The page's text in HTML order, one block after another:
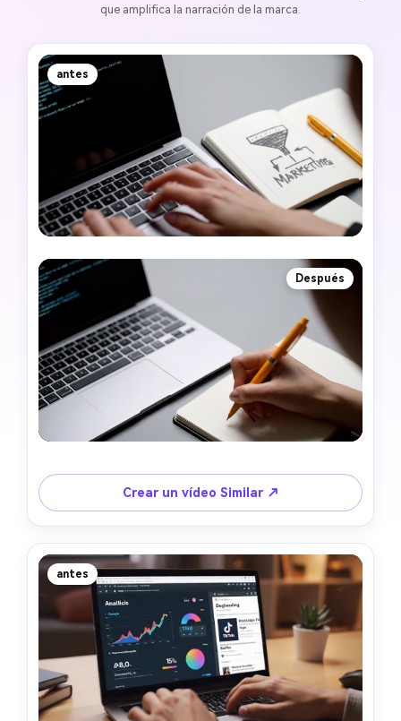
que amplifica la narración de la marca.
antes
Después
Crear un vídeo Similar ↗
antes